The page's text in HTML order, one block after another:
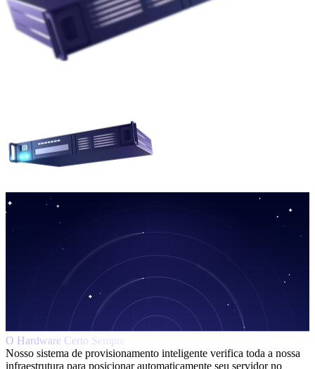
O Hardware Certo Sempre
Nosso sistema de provisionamento inteligente verifica toda a nossa
infraestrutura para posicionar automaticamente seu servidor no